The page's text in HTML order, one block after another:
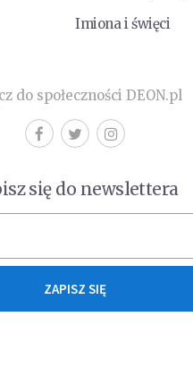
Imiona i święci
do społeczności DEON.pl
się do newslettera
ZAPISZ SIĘ